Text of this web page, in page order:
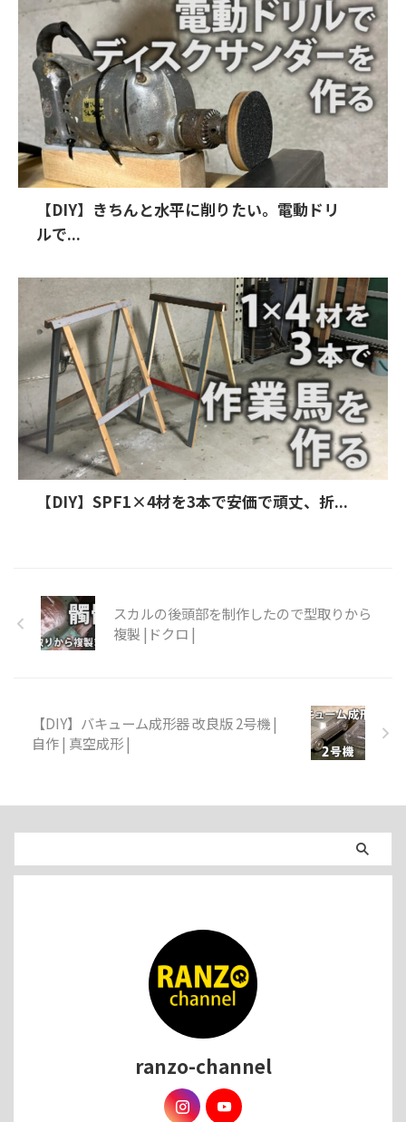
【DIY】きちんと水平に削りたい。電動ドリ
ルで...
【DIY】SPF1×4材を3本で安価で頑丈、折...
スカルの後頭部を制作したので型取りから
複製 |ドクロ |
【DIY】バキューム成形器 改良版 2号機 |
自作 | 真空成形 |
ranzo-channel